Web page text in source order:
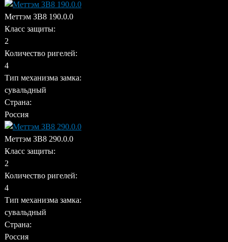
Меттэм ЗВ8 190.0.0
Класс защиты:
2
Количество ригелей:
4
Тип механизма замка:
сувальдный
Страна:
Россия
Меттэм ЗВ8 290.0.0
Класс защиты:
2
Количество ригелей:
4
Тип механизма замка:
сувальдный
Страна:
Россия